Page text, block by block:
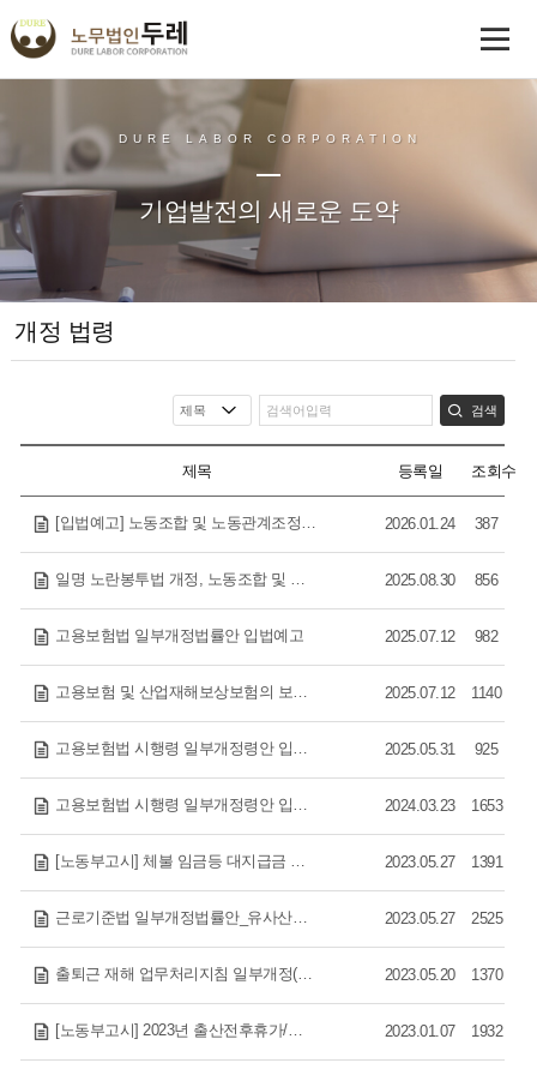
DURE LABOR CORPORATION
기업발전의 새로운 도약
개정 법령
검색
제목 등록일 조회수
[입법예고] 노동조합 및 노동관계조정법 시행령 일부개정령안 재입법예고 2026.01.24 387
일명 노란봉투법 개정, 노동조합 및 노동관계조정법 일부개정법률안 + 노조법 2조 및 3조 개정 주요 질의 답변(고용노동부) 2025.08.30 856
고용보험법 일부개정법률안 입법예고 2025.07.12 982
고용보험 및 산업재해보상보험의 보험료징수 등에 관한 법률 일부개정법률안 입법예고 2025.07.12 1140
고용보험법 시행령 일부개정령안 입법예고(2025.05.27) 2025.05.31 925
고용보험법 시행령 일부개정령안 입법예고( 육아기 단축업무 분담지원금 신설 (안 제29조) 등) 2024.03.23 1653
[노동부고시] 체불 임금등 대지급금 관련업무 지원대상이 되는 전체 상시근로자의 평균보수액 일부개정 2023.05.27 1391
근로기준법 일부개정법률안_유사산휴가 신청 주 개정 2023.05.27 2525
출퇴근 재해 업무처리지침 일부개정(안) 입안 예고 2023.05.20 1370
[노동부고시] 2023년 출산전후휴가/배우자 출산휴가급여 상한액 고시 2023.01.07 1932